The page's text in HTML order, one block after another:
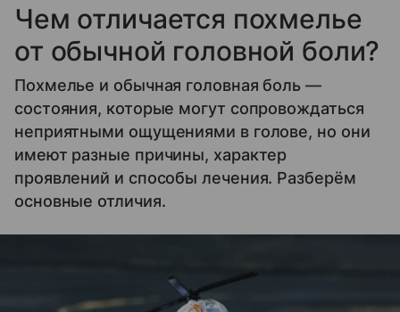
Чем отличается похмелье
от обычной головной боли?
Похмелье и обычная головная боль —
состояния, которые могут сопровождаться
неприятными ощущениями в голове, но они
имеют разные причины, характер
проявлений и способы лечения. Разберём
основные отличия.